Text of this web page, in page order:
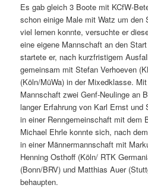
Es gab gleich 3 Boote mit KCfW-
schon einige Male mit Watz um den
viel lernen konnte, versuchte er
eine eigene Mannschaft an den
startete er, nach kurzfristigem
gemeinsam mit Stefan Verhoeven
(Köln/MüWa) in der Mixedklasse.
Mannschaft zwei Genf-Neulinge an
langer Erfahrung von Karl Ernst
in einer Renngemeinschaft mit dem
Michael Ehrle konnte sich, nach
in einer Männermannschaft mit
Henning Osthoff (Köln/ RTK
(Bonn/BRV) und Matthias Auer
behaupten.